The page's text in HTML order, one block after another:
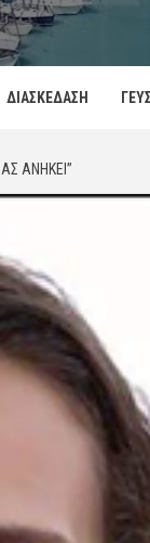
ΔΙΑΣΚΕΔΑΣΗ
ΑΝΉΚΕΙ”